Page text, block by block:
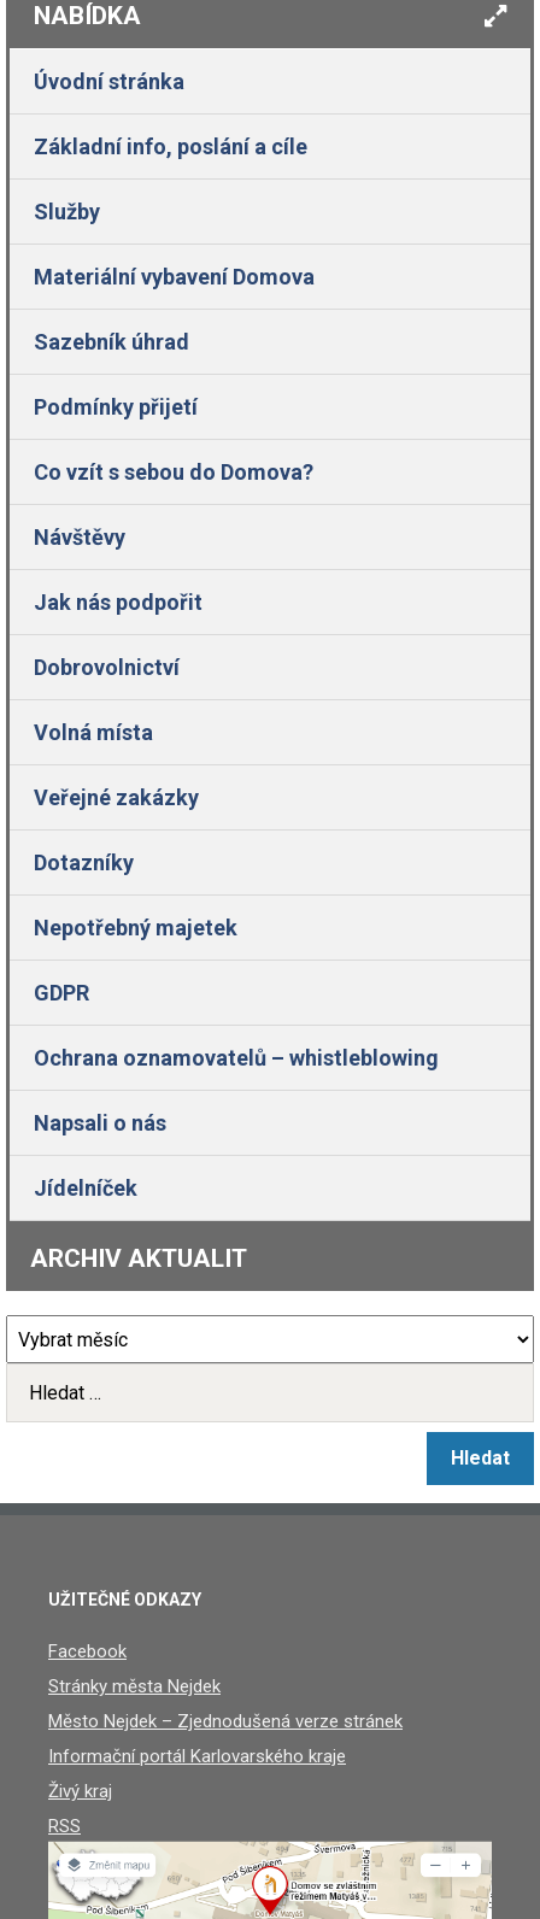
NABÍDKA
Úvodní stránka
Základní info, poslání a cíle
Služby
Materiální vybavení Domova
Sazebník úhrad
Podmínky přijetí
Co vzít s sebou do Domova?
Návštěvy
Jak nás podpořit
Dobrovolnictví
Volná místa
Veřejné zakázky
Dotazníky
Nepotřebný majetek
GDPR
Ochrana oznamovatelů – whistleblowing
Napsali o nás
Jídelníček
ARCHIV AKTUALIT
UŽITEČNÉ ODKAZY
Facebook
Stránky města Nejdek
Město Nejdek – Zjednodušená verze stránek
Informační portál Karlovarského kraje
Živý kraj
RSS